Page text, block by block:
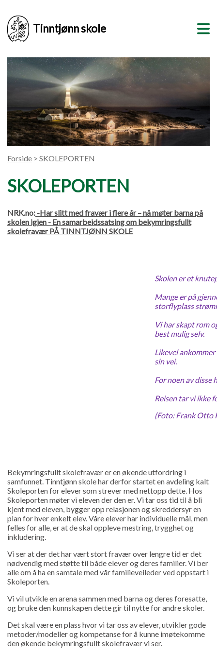
Tinntjønn skole
Forside > SKOLEPORTEN
SKOLEPORTEN
NRK.no: -Har slitt med fravær i flere år – nå møter barna på
skolen igjen - En samarbeidssatsing om bekymringsfullt
skolefravær PÅ TINNTJØNN SKOLE
Skolen er et
Mange er på
storflyplass
Vi har skapt rom
best mulig selv.
Likevel
sin vei.
For noen av disse
Reisen tar vi ikke
(Foto: Frank Otto
Bekymringsfullt skolefravær er en økende utfordring i
samfunnet. Tinntjønn skole har derfor startet en avdeling kalt
Skoleporten for elever som strever med nettopp dette. Hos
Skoleporten møter vi eleven der den er. Vi tar oss tid til å bli
kjent med eleven, bygger opp relasjonen og skreddersyr en
plan for hver enkelt elev. Våre elever har individuelle mål, men
felles for alle, er at de skal oppleve mestring, trygghet og
inkludering.
Vi ser at der det har vært stort fravær over lengre tid er det
nødvendig med støtte til både elever og deres familier. Vi ber
alle om å ha en samtale med vår familieveileder ved oppstart i
Skoleporten.
Vi vil utvikle en arena sammen med barna og deres foresatte,
og bruke den kunnskapen dette gir til nytte for andre skoler.
Det skal være en plass hvor vi tar oss av elever, utvikler gode
metoder/modeller og kompetanse for å kunne imøtekomme
den økende bekymringsfullt skolefravær vi ser.